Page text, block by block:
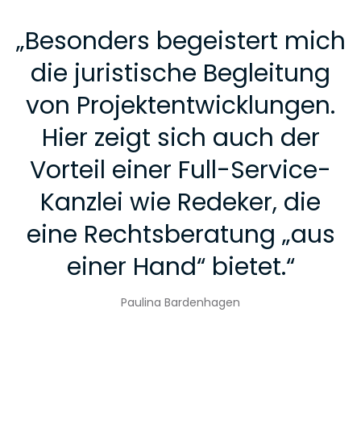
„Besonders begeistert mich
die juristische Begleitung
von Projektentwicklungen.
Hier zeigt sich auch der
Vorteil einer Full-Service-
Kanzlei wie Redeker, die
eine Rechtsberatung „aus
einer Hand“ bietet.“
Paulina Bardenhagen